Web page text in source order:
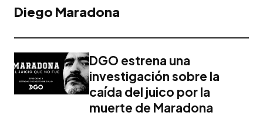
Diego Maradona
DGO estrena una
investigación sobre la
caída del juico por la
muerte de Maradona